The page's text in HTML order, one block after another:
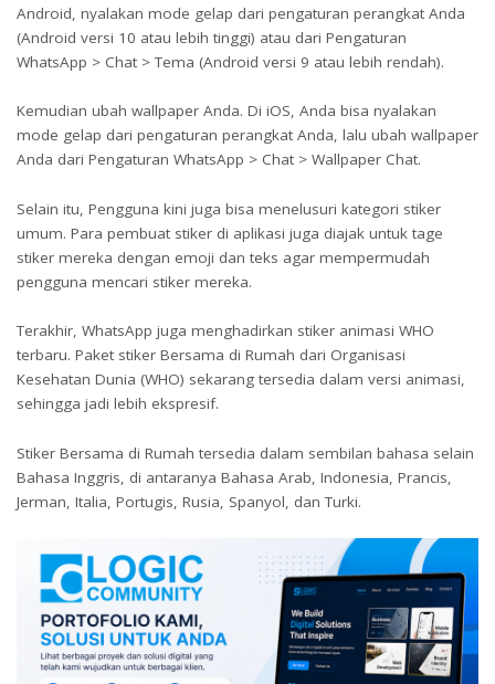
Android, nyalakan mode gelap dari pengaturan perangkat Anda
(Android versi 10 atau lebih tinggi) atau dari Pengaturan
WhatsApp > Chat > Tema (Android versi 9 atau lebih rendah).
Kemudian ubah wallpaper Anda. Di iOS, Anda bisa nyalakan
mode gelap dari pengaturan perangkat Anda, lalu ubah wallpaper
Anda dari Pengaturan WhatsApp > Chat > Wallpaper Chat.
Selain itu, Pengguna kini juga bisa menelusuri kategori stiker
umum. Para pembuat stiker di aplikasi juga diajak untuk tage
stiker mereka dengan emoji dan teks agar mempermudah
pengguna mencari stiker mereka.
Terakhir, WhatsApp juga menghadirkan stiker animasi WHO
terbaru. Paket stiker Bersama di Rumah dari Organisasi
Kesehatan Dunia (WHO) sekarang tersedia dalam versi animasi,
sehingga jadi lebih ekspresif.
Stiker Bersama di Rumah tersedia dalam sembilan bahasa selain
Bahasa Inggris, di antaranya Bahasa Arab, Indonesia, Prancis,
Jerman, Italia, Portugis, Rusia, Spanyol, dan Turki.